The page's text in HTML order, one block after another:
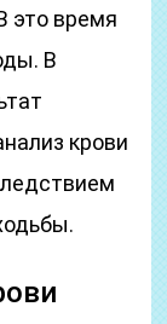
это время
В
крови